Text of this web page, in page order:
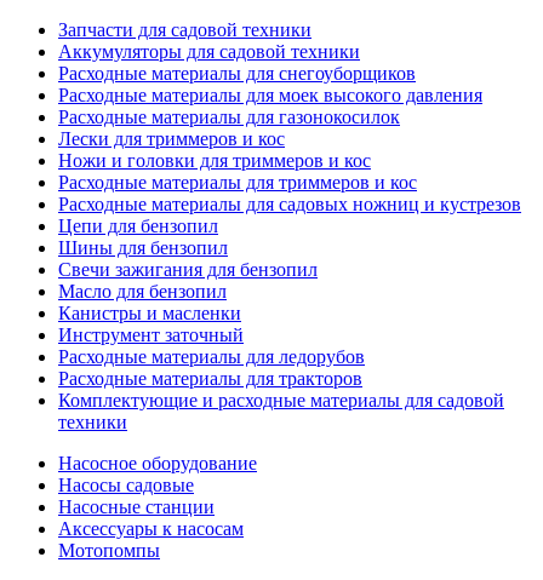
Запчасти для садовой техники
Аккумуляторы для садовой техники
Расходные материалы для снегоуборщиков
Расходные материалы для моек высокого давления
Расходные материалы для газонокосилок
Лески для триммеров и кос
Ножи и головки для триммеров и кос
Расходные материалы для триммеров и кос
Расходные материалы для садовых ножниц и кустрезов
Цепи для бензопил
Шины для бензопил
Свечи зажигания для бензопил
Масло для бензопил
Канистры и масленки
Инструмент заточный
Расходные материалы для ледорубов
Расходные материалы для тракторов
Комплектующие и расходные материалы для садовой
техники
Насосное оборудование
Насосы садовые
Насосные станции
Аксессуары к насосам
Мотопомпы